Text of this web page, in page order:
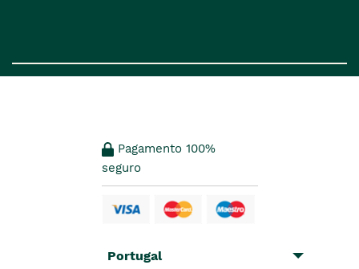
Pagamento 100%
seguro
Portugal